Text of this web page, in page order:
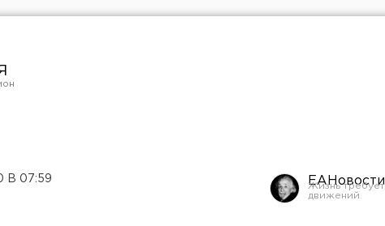
В 07:59 ЕАНовости